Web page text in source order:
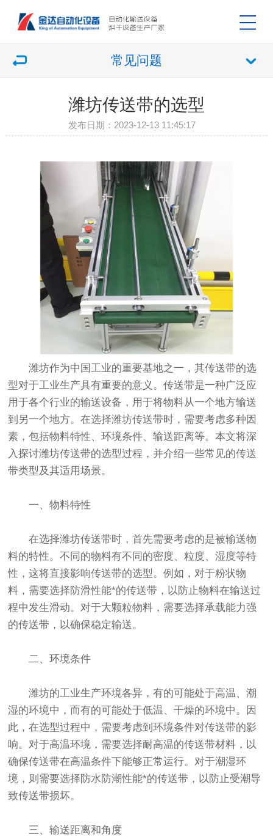
常见问题
潍坊传送带的选型
发布日期：2023-12-13 11:45:17
潍坊作为中国工业的重要基地之一，其传送带的选
型对于工业生产具有重要的意义。传送带是一种广泛应
用于各个行业的输送设备，用于将物料从一个地方输送
到另一个地方。在选择潍坊传送带时，需要考虑多种因
素，包括物料特性、环境条件、输送距离等。本文将深
入探讨潍坊传送带的选型过程，并介绍一些常见的传送
带类型及其适用场景。
一、物料特性
在选择潍坊传送带时，首先需要考虑的是被输送物
料的特性。不同的物料有不同的密度、粒度、湿度等特
性，这将直接影响传送带的选型。例如，对于粉状物
料，需要选择防滑性能*的传送带，以防止物料在输送过
程中发生滑动。对于大颗粒物料，需要选择承载能力强
的传送带，以确保稳定输送。
二、环境条件
潍坊的工业生产环境各异，有的可能处于高温、潮
湿的环境中，而有的可能处于低温、干燥的环境中。因
此，在选型过程中，需要考虑到环境条件对传送带的影
响。对于高温环境，需要选择耐高温的传送带材料，以
确保传送带在高温条件下能够正常运行。对于潮湿环
境，则需要选择防水防潮性能*的传送带，以防止受潮导
致传送带损坏。
三、输送距离和角度